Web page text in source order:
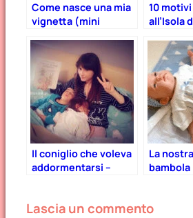
Come nasce una mia
vignetta (mini
10
all’Isola
Il coniglio che voleva
addormentarsi –
bambini.
La
Lascia un commento